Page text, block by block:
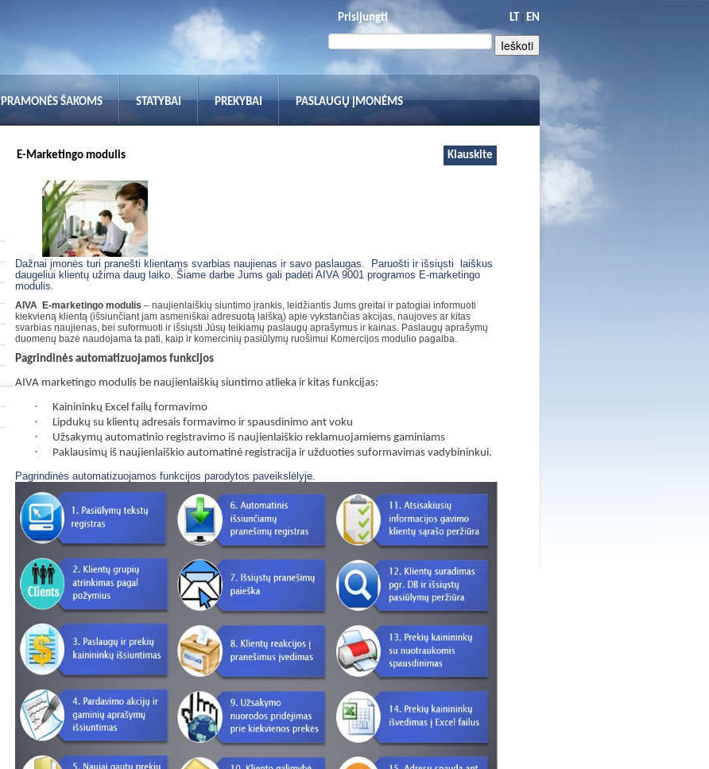
Prisijungti LT| EN
PRAMONĖS ŠAKOMS STATYBAI PREKYBAI PASLAUGŲ ĮMONĖMS
E-Marketingo modulis Klauskite
Dažnai įmonės turi pranešti klientams svarbias naujienas ir savo paslaugas. Paruošti ir išsiųsti
laiškus
daugeliui klientų užima daug laiko. Šiame darbe Jums gali padėti AIVA 9001 programos E-marketingo
modulis.
AIVA E-marketingo modulis – naujienlaiškių siuntimo įrankis, leidžiantis Jums greitai ir patogiai informuoti
kiekvieną klientą (išsiunčiant jam asmeniškai adresuotą laišką) apie vykstančias akcijas, naujoves ar kitas
svarbias naujienas, bei suformuoti ir išsiųsti Jūsų teikiamų paslaugų aprašymus ir kainas. Paslaugų aprašymų
duomenų bazė naudojama ta pati, kaip ir komercinių pasiūlymų ruošimui Komercijos modulio pagalba.
Pagrindinės automatizuojamos funkcijos
AIVA marketingo modulis be naujienlaiškių siuntimo atlieka ir kitas funkcijas:
· Kainininkų Excel failų formavimo
· Lipdukų su klientų adresais formavimo ir spausdinimo ant voku
· Užsakymų automatinio registravimo iš naujienlaiškio reklamuojamiems gaminiams
·
Paklausimų iš naujienlaiškio automatinė registracija ir užduoties suformavimas vadybininkui.
Pagrindinės automatizuojamos funkcijos parodytos paveikslėlyje.